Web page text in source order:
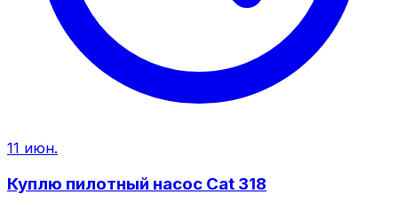
11 июн.
Куплю пилотный насос Cat 318